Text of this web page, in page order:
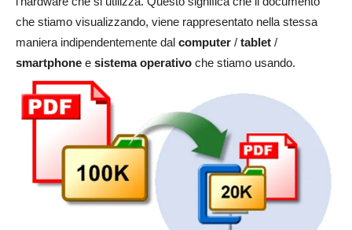
che stiamo visualizzando, viene rappresentato nella stessa
maniera indipendentemente dal computer / tablet /
smartphone e sistema operativo che stiamo usando.